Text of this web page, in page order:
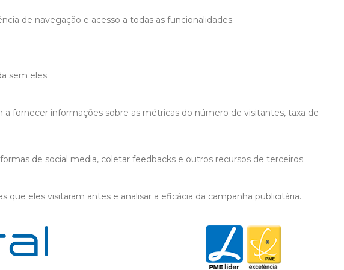
de navegação e acesso a todas as funcionalidades.
sem eles
fornecer informações sobre as métricas do número de visitantes, taxa de
de social media, coletar feedbacks e outros recursos de terceiros.
eles visitaram antes e analisar a eficácia da campanha publicitária.